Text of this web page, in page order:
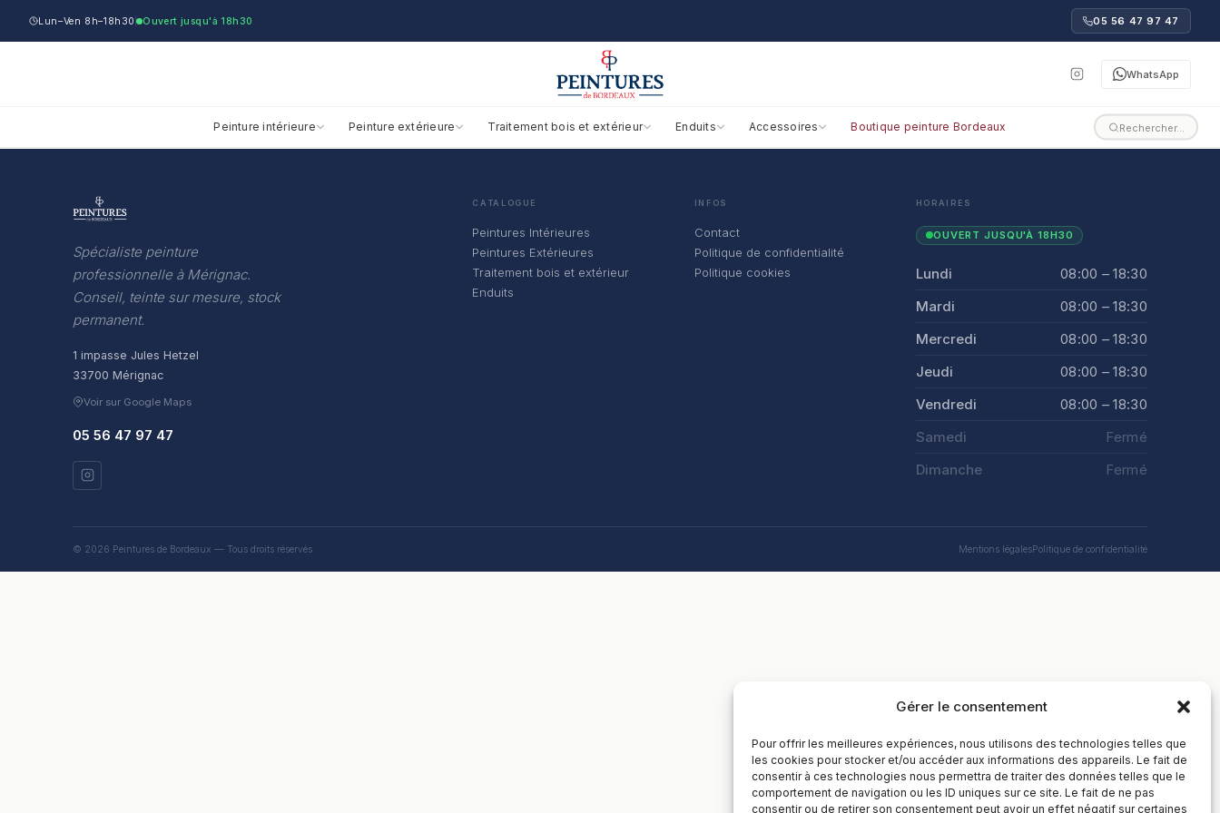
Gérer le consentement
Pour offrir les meilleures expériences, nous utilisons des technologies telles que
les cookies pour stocker et/ou accéder aux informations des appareils. Le fait de
consentir à ces technologies nous permettra de traiter des données telles que le
comportement de navigation ou les ID uniques sur ce site. Le fait de ne pas
consentir ou de retirer son consentement peut avoir un effet négatif sur certaines
Lun–Ven 8h–18h30 Ouvert jusqu'à 18h30 05 56 47 97 47
WhatsApp
Peinture intérieure Peinture extérieure Traitement bois et extérieur Enduits Accessoires Boutique peinture Bordeaux Rechercher…
Spécialiste peinture
professionnelle à Mérignac.
Conseil, teinte sur mesure, stock
permanent.
1 impasse Jules Hetzel
33700 Mérignac
Voir sur Google Maps
05 56 47 97 47
CATALOGUE
Peintures Intérieures
Peintures Extérieures
Traitement bois et extérieur
Enduits
INFOS
Contact
Politique de confidentialité
Politique cookies
HORAIRES
OUVERT JUSQU'À 18H30
Lundi
08:00 – 18:30
Mardi
08:00 – 18:30
Mercredi
08:00 – 18:30
Jeudi
08:00 – 18:30
Vendredi
08:00 – 18:30
Samedi
Fermé
Dimanche
Fermé
© 2026 Peintures de Bordeaux — Tous droits réservés Mentions légalesPolitique de confidentialité